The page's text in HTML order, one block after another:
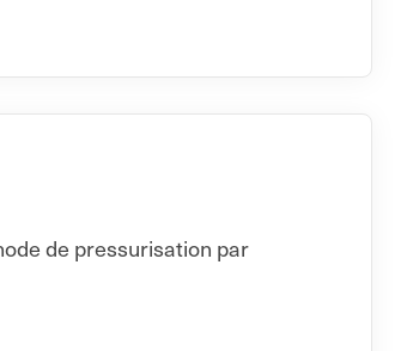
de pressurisation par